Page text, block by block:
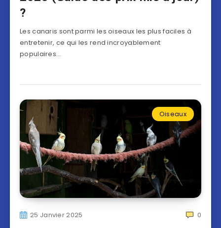
?
Les canaris sont parmi les oiseaux les plus faciles à
entretenir, ce qui les rend incroyablement
populaires…
Oiseaux
25 Janvier 2025 0